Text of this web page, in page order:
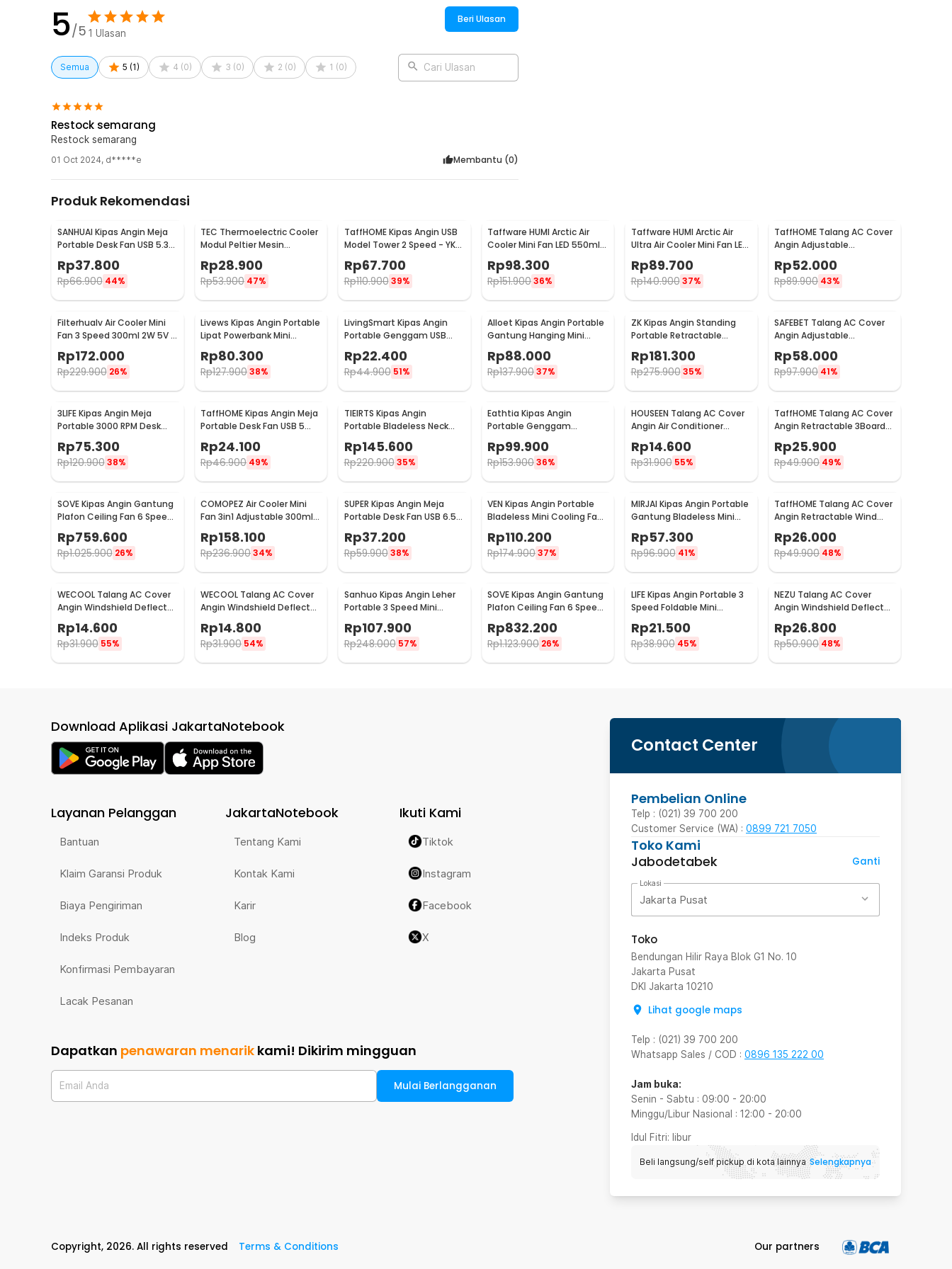
5/5 1 Ulasan
Beri Ulasan
Semua 5 (1) 4 (0) 3 (0) 2 (0) 1 (0) Cari Ulasan
Restock semarang
Restock semarang
01 Oct 2024, d*****e Membantu (0)
Produk Rekomendasi
SANHUAI Kipas Angin Meja
Portable Desk Fan USB 5.3
Inch 2.5W - A18
Rp37.800
Rp66.900 44%
TEC Thermoelectric Cooler
Modul Peltier Mesin
Pendingin 92W 12V - TEC1-
12706
Rp28.900
Rp53.900 47%
TaffHOME Kipas Angin USB
Model Tower 2 Speed - YK-
Rp67.700
Rp110.900 39%
Taffware HUMI Arctic Air
Cooler Mini Fan LED 550ml
8W 5V - AA-MC4
Rp98.300
Rp151.90036%
Taffware HUMI Arctic Air
Ultra Air Cooler Mini Fan LED
400ml 8W 5V - K-F009
Rp89.700
Rp140.900 37%
TaffHOME Talang AC Cover
Angin Adjustable
WB588
Rp52.000
Rp89.900 43%
Filterhualv Air Cooler Mini
Fan 3 Speed 300ml 2W 5V -
Rp172.000
Rp229.900 26%
Livews Kipas Angin Portable
Lipat Powerbank Mini
Cooling Fan 3000mAh - F3
Rp80.300
Rp127.90038%
LivingSmart Kipas Angin
Portable Genggam USB
SS-2
Rp22.400
Rp44.900 51%
Alloet Kipas Angin Portable
Gantung Hanging Mini
Cooling Fan 1800mAh -
DQ203
Rp88.000
Rp137.90037%
ZK Kipas Angin Standing
Portable Retractable
Folding Fan 7200mAh - ZK-
20321
Rp181.300
Rp275.900 35%
SAFEBET Talang AC Cover
Angin Adjustable
Windshield Deflector
56x18cm - GB001
Rp58.000
Rp97.900 41%
3LIFE Kipas Angin Meja
Portable 3000 RPM Desk
Fan USB 4.8 Inch 5W - 312
Rp75.300
Rp120.900 38%
TaffHOME Kipas Angin Meja
Portable Desk Fan USB 5
Rp24.100
Rp46.900 49%
TIEIRTS Kipas Angin
Portable Bladeless Neck
Mini Cooling Fan 5000mAh
- H12
Rp145.600
Rp220.900 35%
Eathtia Kipas Angin
Portable Genggam
2200mAh - WX-622
Rp99.900
Rp153.90036%
HOUSEEN Talang AC Cover
Angin Air Conditioner
Windshield Deflector - YH-
JJ-80
Rp14.600
Rp31.900 55%
TaffHOME Talang AC Cover
Angin Retractable 3Board
HZ74
Rp25.900
Rp49.900 49%
SOVE Kipas Angin Gantung
Plafon Ceiling Fan 6 Speed
Reversible 52 Inch - FS2007
Rp759.600
Rp1.025.900 26%
COMOPEZ Air Cooler Mini
Fan 3in1 Adjustable 300ml
18W 9V - YY-01
Rp158.100
Rp236.90034%
SUPER Kipas Angin Meja
Portable Desk Fan USB 6.5
Inch 4.5W - A8
Rp37.200
Rp59.900 38%
VEN Kipas Angin Portable
Bladeless Mini Cooling Fan
Rp110.200
Rp174.90037%
MIRJAI Kipas Angin Portable
Gantung Bladeless Mini
Cooling Fan 1200mAh - 6171
Rp57.300
Rp96.900 41%
TaffHOME Talang AC Cover
Angin Retractable Wind
Deflector - W92
Rp26.000
Rp49.900 48%
WECOOL Talang AC Cover
Angin Windshield Deflector
Cute Design Ski Animal -
WL90
Rp14.600
Rp31.900 55%
WECOOL Talang AC Cover
Angin Windshield Deflector
Cute Design Winter Ice
World - WL90
Rp14.800
Rp31.900 54%
Sanhuo Kipas Angin Leher
Portable 3 Speed Mini
Rp107.900
Rp248.000 57%
SOVE Kipas Angin Gantung
Plafon Ceiling Fan 6 Speed
LED 52 Inch - FS2008
Rp832.200
Rp1.123.900 26%
LIFE Kipas Angin Portable 3
Speed Foldable Mini
Rp21.500
Rp38.900 45%
NEZU Talang AC Cover
Angin Windshield Deflector
Whale Pattern - N9S
Rp26.800
Rp50.900 48%
Contact Center
Pembelian Online
Telp : (021) 39 700 200
Customer Service (WA) : 0899 721 7050
Toko Kami
Jabodetabek
Ganti
Lokasi
Jakarta Pusat
Toko
Bendungan Hilir Raya Blok G1 No. 10
Jakarta Pusat
DKI Jakarta 10210
Lihat google maps
Telp : (021) 39 700 200
Whatsapp Sales / COD : 0896 135 222 00
Jam buka:
Senin - Sabtu : 09:00 - 20:00
Minggu/Libur Nasional : 12:00 - 20:00
Idul Fitri: libur
Beli langsung/self pickup di kota lainnya Selengkapnya
Download Aplikasi JakartaNotebook
Layanan Pelanggan
Bantuan
Klaim Garansi Produk
Biaya Pengiriman
Indeks Produk
Konfirmasi Pembayaran
Lacak Pesanan
JakartaNotebook
Tentang Kami
Kontak Kami
Karir
Blog
Ikuti Kami
Tiktok
Instagram
Facebook
X
Dapatkan penawaran menarik kami! Dikirim mingguan
Email Anda Mulai Berlangganan
Copyright, 2026. All rights reserved Terms & Conditions Our partners